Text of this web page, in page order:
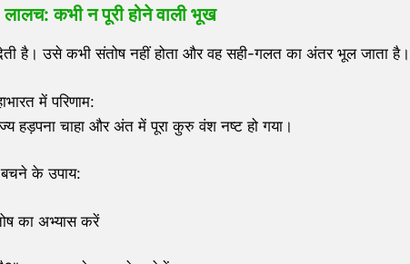
लालच: कभी न पूरी होने वाली भूख
है। उसे कभी संतोष नहीं होता और वह सही-गलत का अंतर भूल जाता है।
में परिणाम:
हड़पना चाहा और अंत में पूरा कुरु वंश नष्ट हो गया।
बचने के उपाय:
का अभ्यास करें